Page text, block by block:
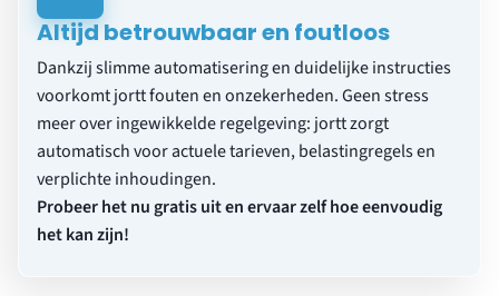
Altijd betrouwbaar en foutloos
Dankzij slimme automatisering en duidelijke instructies
voorkomt jortt fouten en onzekerheden. Geen stress
meer over ingewikkelde regelgeving: jortt zorgt
automatisch voor actuele tarieven, belastingregels en
verplichte inhoudingen.
Probeer het nu gratis uit en ervaar zelf hoe eenvoudig
het kan zijn!